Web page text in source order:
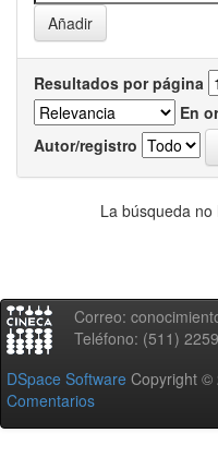
Resultados por página
En
Autor/registro
La búsqueda
Correo:
Teléfono: (511)
DSpace Software Copyright ©
Comentarios